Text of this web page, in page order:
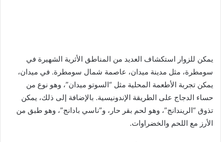
يمكن للزوار استكشاف العديد من المناطق الأثرية الشهيرة في
سومطرة، مثل مدينة ميدان، عاصمة شمال سومطرة. في ميدان،
يمكن تجربة الأطعمة المحلية مثل “السوتو ميدان”، وهو نوع من
حساء الدجاج على الطريقة الإندونيسية. بالإضافة إلى ذلك، يمكن
تذوق “الريندانج”، وهو لحم بقر حار، و”ناسي بادانج”، وهو طبق من
الأرز مع اللحم والخضراوات.